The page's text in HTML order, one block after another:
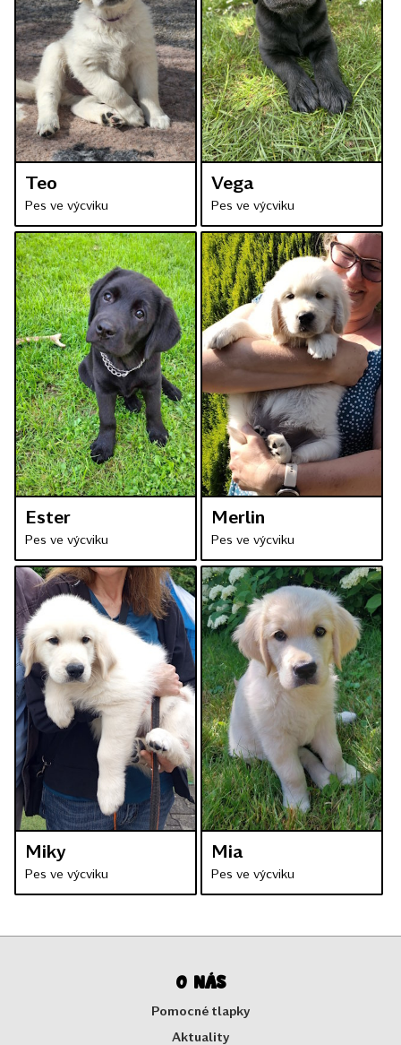
Teo
Pes ve výcviku
Vega
Pes ve výcviku
Ester
Pes ve výcviku
Merlin
Pes ve výcviku
Miky
Pes ve výcviku
Mia
Pes ve výcviku
O nás
Pomocné tlapky
Aktuality